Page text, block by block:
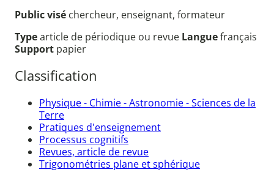
Public visé chercheur, enseignant, formateur
Typearticle de périodique ou revue Languefrançais
Support papier
Classification
Physique - Chimie - Astronomie - Sciences de la
Terre
Pratiques d'enseignement
Processus cognitifs
Revues, article de revue
Trigonométries plane et sphérique